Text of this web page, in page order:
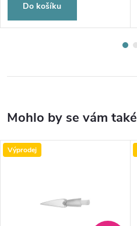
Do košíku
Výprodej